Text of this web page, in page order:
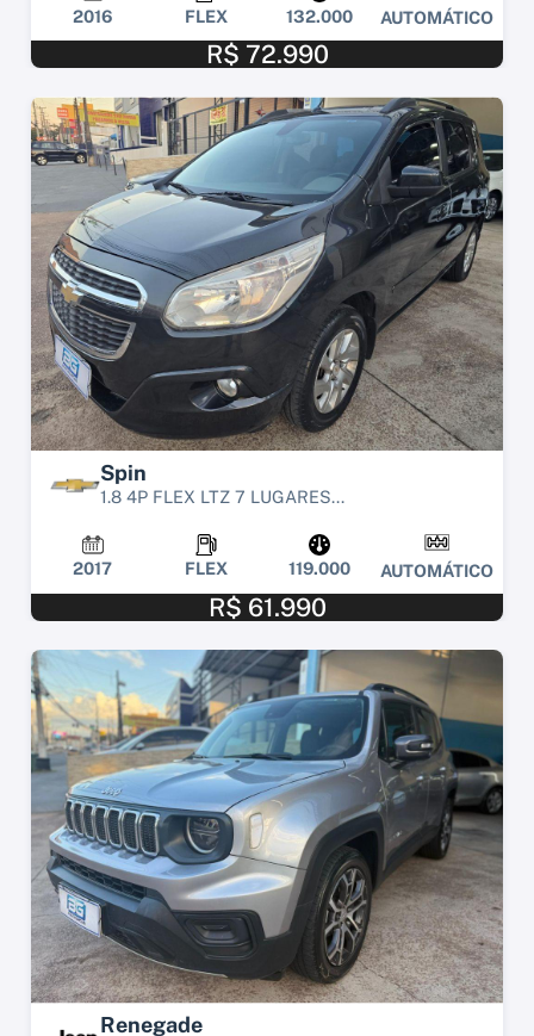
2016 FLEX 132.000 AUTOMÁTICO
R$ 72.990
Spin
1.8 4P FLEX LTZ 7 LUGARES...
2017 FLEX 119.000 AUTOMÁTICO
R$ 61.990
Renegade